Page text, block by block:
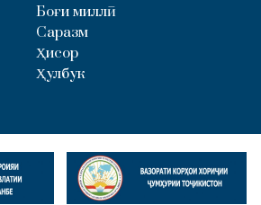
Боғи миллӣ
Саразм
Ҳисор
Ҳулбук